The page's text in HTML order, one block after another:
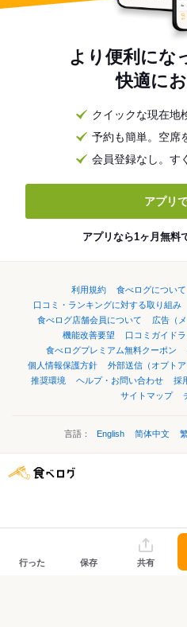
より便利にな
快適に
クイックな現在地
予約も簡単。空席
会員登録なし。す
アプリ
アプリなら1ヶ月無料
利用規約 食べログについて
口コミ・ランキングに対する取り組み
食べログ店舗会員について
広告（
機能改善要望
口コミガイド
食べログプレミアム無料クーポン
個人情報保護方針
外部送信（オプトア
推奨環境
ヘルプ・お問い合わせ 採
サイトマップ
言語： English 简体中文
行った 保存 共有